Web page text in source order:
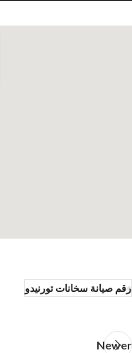
رقم صيانة سخانات تورنيدو
Newer